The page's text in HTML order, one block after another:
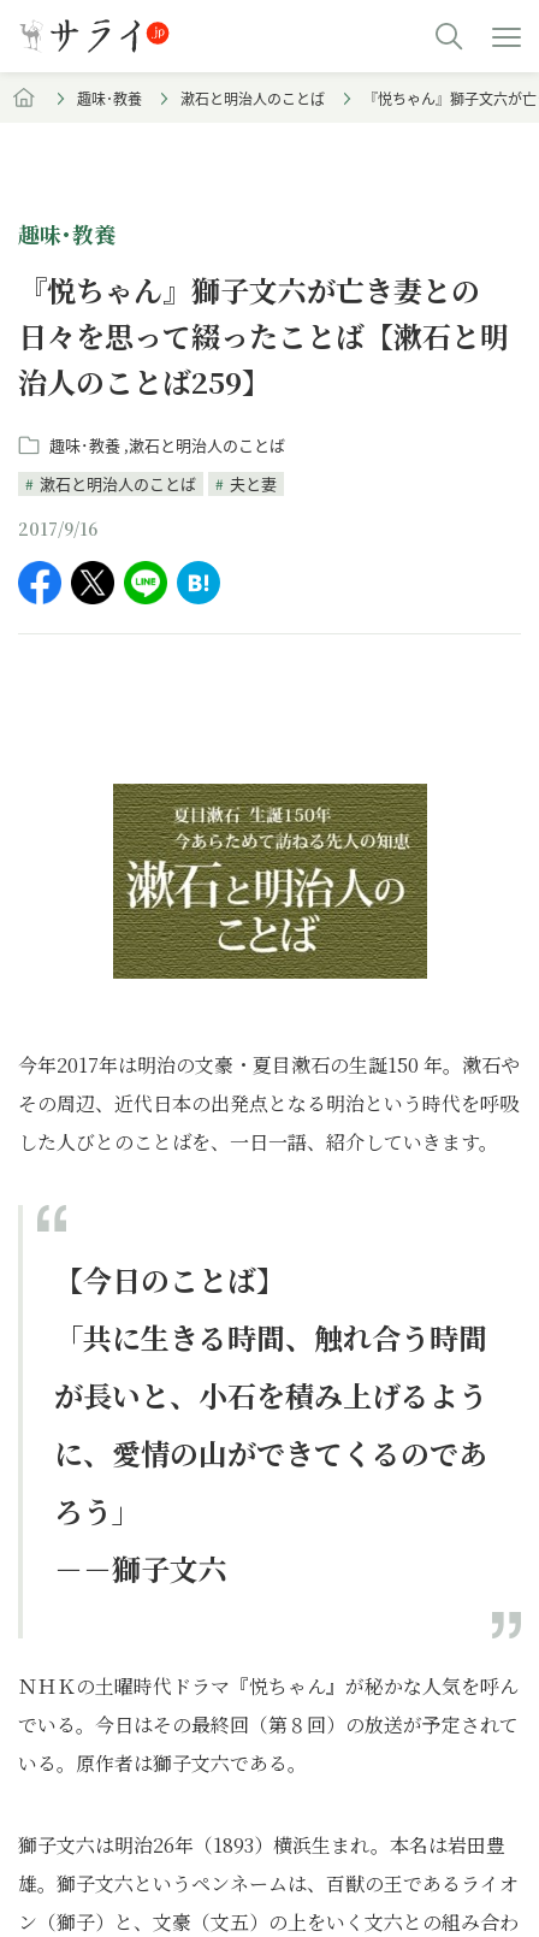
趣味･教養 漱石と明治人のことば 『悦ちゃん』獅子文六が
趣味･教養
『悦ちゃん』獅子文六が亡き妻との
日々を思って綴ったことば【漱石と明
治人のことば259】
趣味･教養 漱石と明治人のことば
漱石と明治人のことば
夫と妻
2017/9/16
今年2017年は明治の文豪・夏目漱石の生誕150 年。漱石や
その周辺、近代日本の出発点となる明治という時代を呼吸
した人びとのことばを、一日一語、紹介していきます。
【今日のことば】
「共に生きる時間、触れ合う時間
が長いと、小石を積み上げるよう
に、愛情の山ができてくるのであ
ろう」
－－獅子文六
ＮＨＫの土曜時代ドラマ『悦ちゃん』が秘かな人気を呼ん
でいる。今日はその最終回（第８回）の放送が予定されて
いる。原作者は獅子文六である。
獅子文六は明治26年（1893）横浜生まれ。本名は岩田豊
雄。獅子文六というペンネームは、百獣の王であるライオ
ン（獅子）と、文豪（文五）の上をいく文六との組み合わ